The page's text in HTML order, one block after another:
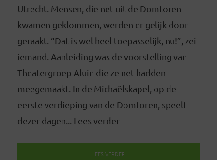
Utrecht. Mensen, die net uit de Domtoren
kwamen geklommen, werden er gelijk door
geraakt. “Dat is wel heel toepasselijk, nu!”, zei
iemand. Aanleiding was de voorstelling van
Theatergroep Aluin die ze net hadden
meegemaakt. In de Michaëlskapel, op de
eerste verdieping van de Domtoren, speelt
dezer dagen... Lees verder
LEES VERDER